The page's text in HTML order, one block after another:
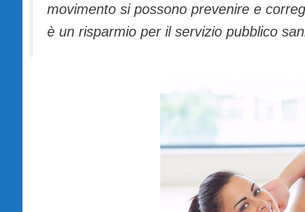
movimento si possono prevenire e
è un risparmio per il servizio pubblico